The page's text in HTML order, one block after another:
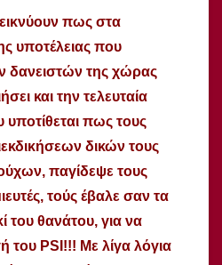
πως στα
υποτέλειας που
δανειστών της χώρας
και την τελευταία
πως τους
δικών τους
παγίδεψε τους
τούς έβαλε σαν τα
του θανάτου, για να
του PSI!!! Με λίγα λόγια